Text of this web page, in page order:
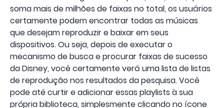
soma mais de milhões de faixas no total, os usuários
certamente podem encontrar todas as músicas
que desejam reproduzir e baixar em seus
dispositivos. Ou seja, depois de executar o
mecanismo de busca e procurar faixas de sucesso
da Disney, você certamente verá uma lista de listas
de reprodução nos resultados da pesquisa. Você
pode até curtir e adicionar essas playlists à sua
própria biblioteca, simplesmente clicando no ícone